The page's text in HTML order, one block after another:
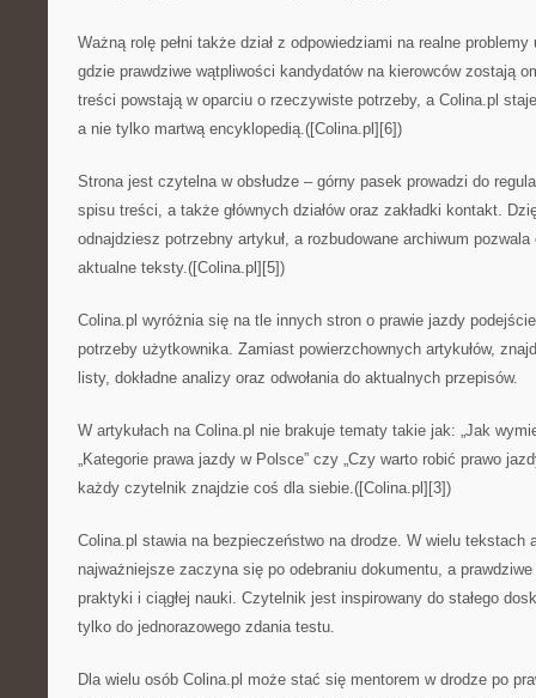
Ważną rolę pełni także dział z odpowiedziami na realne problemy
gdzie prawdziwe wątpliwości kandydatów na kierowców zostają
treści powstają w oparciu o rzeczywiste potrzeby, a Colina.pl
a nie tylko martwą encyklopedią.([Colina.pl][6])
Strona jest czytelna w obsłudze – górny pasek prowadzi do
spisu treści, a także głównych działów oraz zakładki kontakt.
odnajdziesz potrzebny artykuł, a rozbudowane archiwum
aktualne teksty.([Colina.pl][5])
Colina.pl wyróżnia się na tle innych stron o prawie jazdy
potrzeby użytkownika. Zamiast powierzchownych artykułów,
listy, dokładne analizy oraz odwołania do aktualnych przepisów.
W artykułach na Colina.pl nie brakuje tematy takie jak: „Jak
„Kategorie prawa jazdy w Polsce” czy „Czy warto robić prawo
każdy czytelnik znajdzie coś dla siebie.([Colina.pl][3])
Colina.pl stawia na bezpieczeństwo na drodze. W wielu tekstach
najważniejsze zaczyna się po odebraniu dokumentu, a
praktyki i ciągłej nauki. Czytelnik jest inspirowany do stałego
tylko do jednorazowego zdania testu.
Dla wielu osób Colina.pl może stać się mentorem w drodze po